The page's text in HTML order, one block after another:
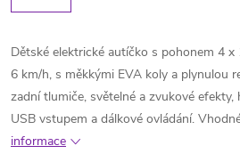
Dětské elektrické autíčko s pohonem 4
6 km/h, s měkkými EVA koly a plynulou
zadní tlumiče, světelné a zvukové
USB vstupem a dálkové ovládání.
informace